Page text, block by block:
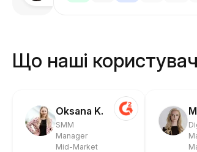
Що наші
Oksana K.
SMM
Manager
Mid-Market